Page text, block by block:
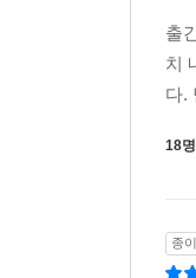
출
치
다.
18명
종